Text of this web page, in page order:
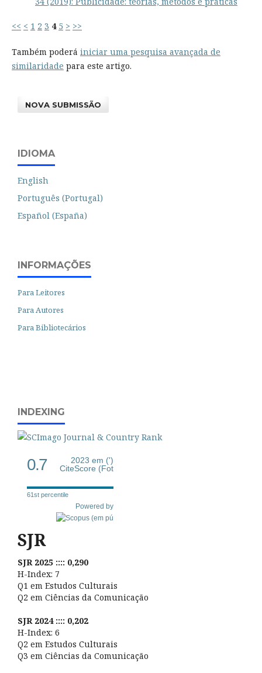
<< < 1 2 3 4 5 > >>
Também poderá iniciar uma pesquisa avançada de
similaridade para este artigo.
NOVA SUBMISSÃO
IDIOMA
English
Português (Portugal)
Español (España)
INFORMAÇÕES
Para Leitores
Para Autores
Para Bibliotecários
INDEXING
0.7
2023 em (')
CiteScore (Fot
61st percentile
Powered by
SJR
SJR 2025 :::: 0,290
H-Index: 7
Q1 em Estudos Culturais
Q2 em Ciências da Comunicação
SJR 2024 :::: 0,202
H-Index: 6
Q2 em Estudos Culturais
Q3 em Ciências da Comunicação